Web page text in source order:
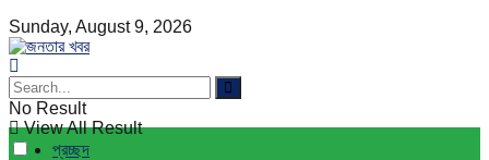
Sunday, August 9, 2026
No Result
View All Result
প্রচ্ছদ